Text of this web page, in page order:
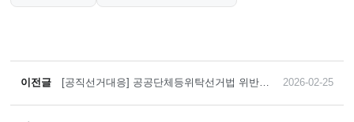
이전글
[공직선거대응] 공공단체등위탁선거법 위반
지할 수 있는 벌금 90만 원 판결을 확정시킨
2026-02-25